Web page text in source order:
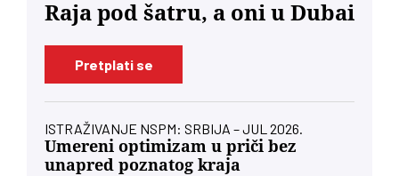
Raja pod šatru, a oni u Dubai
Pretplati se
ISTRAŽIVANJE NSPM: SRBIJA – JUL 2026.
Umereni optimizam u priči bez
unapred poznatog kraja